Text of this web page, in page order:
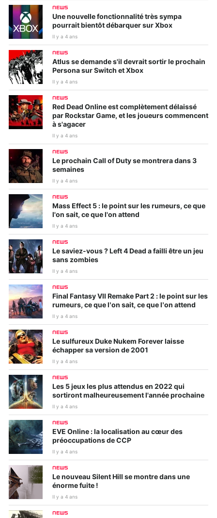
NEWS
Une nouvelle fonctionnalité très sympa
pourrait bientôt débarquer sur Xbox
Il y a 4 ans
NEWS
Atlus se demande s'il devrait sortir le prochain
Persona sur Switch et Xbox
Il y a 4 ans
NEWS
Red Dead Online est complètement délaissé
par Rockstar Game, et les joueurs commencent
à s'agacer
Il y a 4 ans
NEWS
Le prochain Call of Duty se montrera dans 3
semaines
Il y a 4 ans
NEWS
Mass Effect 5 : le point sur les rumeurs, ce que
l'on sait, ce que l'on attend
Il y a 4 ans
NEWS
Le saviez-vous ? Left 4 Dead a failli être un jeu
sans zombies
Il y a 4 ans
NEWS
Final Fantasy VII Remake Part 2 : le point sur les
rumeurs, ce que l’on sait, ce que l’on attend
Il y a 4 ans
NEWS
Le sulfureux Duke Nukem Forever laisse
échapper sa version de 2001
Il y a 4 ans
NEWS
Les 5 jeux les plus attendus en 2022 qui
sortiront malheureusement l'année prochaine
Il y a 4 ans
NEWS
EVE Online : la localisation au cœur des
préoccupations de CCP
Il y a 4 ans
NEWS
Le nouveau Silent Hill se montre dans une
énorme fuite !
Il y a 4 ans
NEWS